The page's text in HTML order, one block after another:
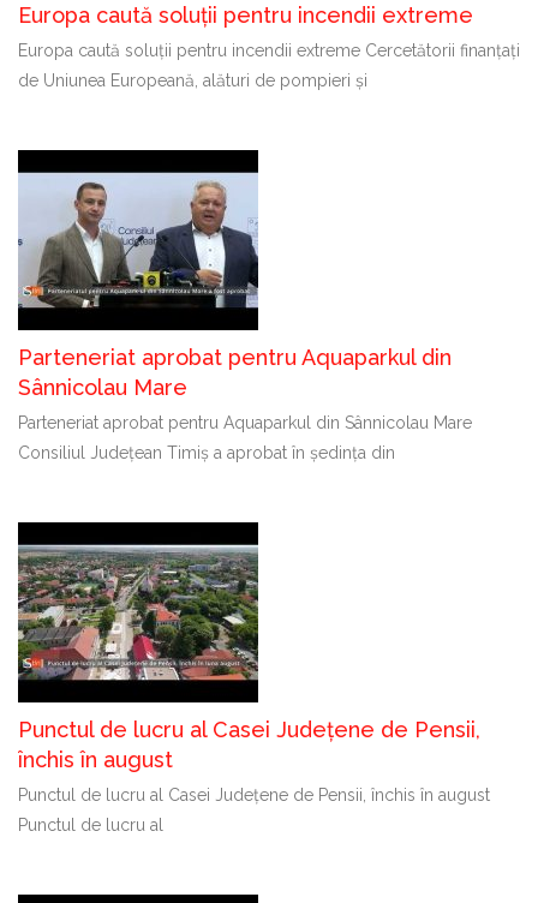
Europa caută soluții pentru incendii extreme
Europa caută soluții pentru incendii extreme Cercetătorii finanțați
de Uniunea Europeană, alături de pompieri și
Parteneriat aprobat pentru Aquaparkul din
Sânnicolau Mare
Parteneriat aprobat pentru Aquaparkul din Sânnicolau Mare
Consiliul Județean Timiș a aprobat în ședința din
Punctul de lucru al Casei Județene de Pensii,
închis în august
Punctul de lucru al Casei Județene de Pensii, închis în august
Punctul de lucru al